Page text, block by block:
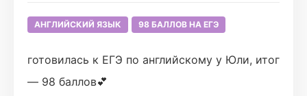
лишь в феврале и упустила более
тщательную подготовку в таком удобном
формате. Сейчас я понимаю, что даже эти
АНГЛИЙСКИЙ ЯЗЫК 98 БАЛЛОВ НА ЕГЭ
готовилась к ЕГЭ по английскому у Юли, итог
— 98 баллов💕